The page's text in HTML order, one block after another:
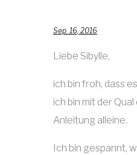
Sep. 16, 2016
Liebe Sibylle,
ich bin froh, dass
ich bin mit der
Anleitung alleine.
Ich bin gespannt,